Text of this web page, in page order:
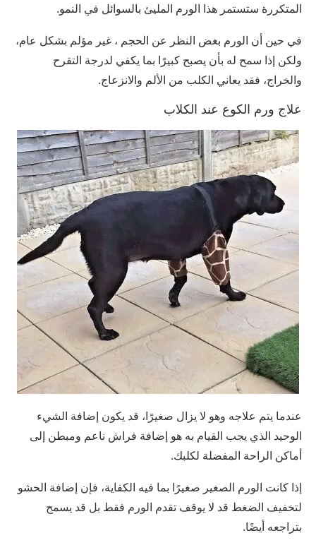
المتكررة ستستمر هذا الورم المليئ بالسوائل في النمو.
في حين أن الورم بغض النظر عن الحجم ، غير مؤلم بشكل عام،
ولكن إذا سمح له بأن يصبح كبيرًا بما يكفي لدرجة التقرح
والخراج، فقد يعاني الكلب من الألم والانزعاج.
علاج ورم الكوع عند الكلاب
عندما يتم علاجه وهو لا يزال صغيرًا، قد يكون إضافة الشيء
الوحيد الذي يجب القيام به هو إضافة فراش ناعم ومبطن إلى
أماكن الراحة المفضلة لكلبك.
إذا كانت الورم الصغير صغيرًا بما فيه الكفاية، فإن إضافة الحشو
لتخفيف الضغط قد لا يوقف تقدم الورم فقط بل قد يسمح
بتراجعه أيضًا.